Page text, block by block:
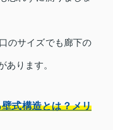
のサイズでも廊下の
あります。
式構造とは？メリ